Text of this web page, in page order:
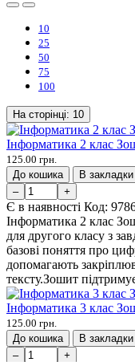
10
25
50
75
100
На сторінці: 10
Інформатика 2 клас
125.00 грн.
До кошика
В закладки
–
+
Є в наявності Код:
Інформатика 2 клас
для другого класу з
базові поняття про
допомагають
тексту.Зошит
Інформатика 3 клас
125.00 грн.
До кошика
В закладки
–
+